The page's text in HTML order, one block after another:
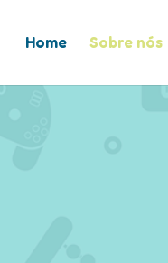
Home Sobre nós